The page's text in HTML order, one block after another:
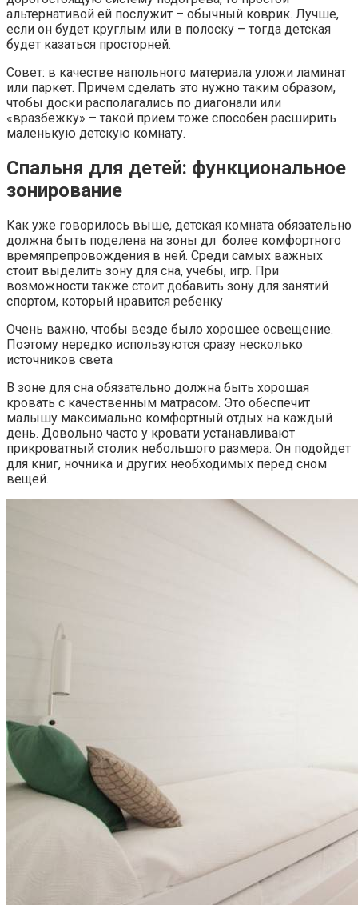
альтернативой ей послужит – обычный коврик. Лучше,
если он будет круглым или в полоску – тогда детская
будет казаться просторней.
Совет: в качестве напольного материала уложи ламинат
или паркет. Причем сделать это нужно таким образом,
чтобы доски располагались по диагонали или
«вразбежку» – такой прием тоже способен расширить
маленькую детскую комнату.
Спальня для детей: функциональное
зонирование
Как уже говорилось выше, детская комната обязательно
должна быть поделена на зоны дл более комфортного
времяпрепровождения в ней. Среди самых важных
стоит выделить зону для сна, учебы, игр. При
возможности также стоит добавить зону для занятий
спортом, который нравится ребенку
Очень важно, чтобы везде было хорошее освещение.
Поэтому нередко используются сразу несколько
источников света
В зоне для сна обязательно должна быть хорошая
кровать с качественным матрасом. Это обеспечит
малышу максимально комфортный отдых на каждый
день. Довольно часто у кровати устанавливают
прикроватный столик небольшого размера. Он подойдет
для книг, ночника и других необходимых перед сном
вещей.